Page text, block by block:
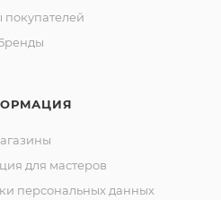
покупателей
для мастеров
персональных данных